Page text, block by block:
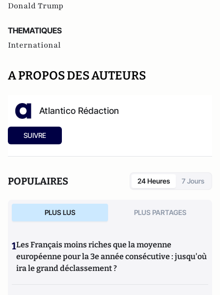
Donald Trump
THEMATIQUES
International
A PROPOS DES AUTEURS
Atlantico Rédaction
SUIVRE
POPULAIRES 24 Heures 7 Jours
PLUS LUS PLUS PARTAGES
1Les Français moins riches que la moyenne
européenne pour la 3e année consécutive : jusqu'où
ira le grand déclassement ?